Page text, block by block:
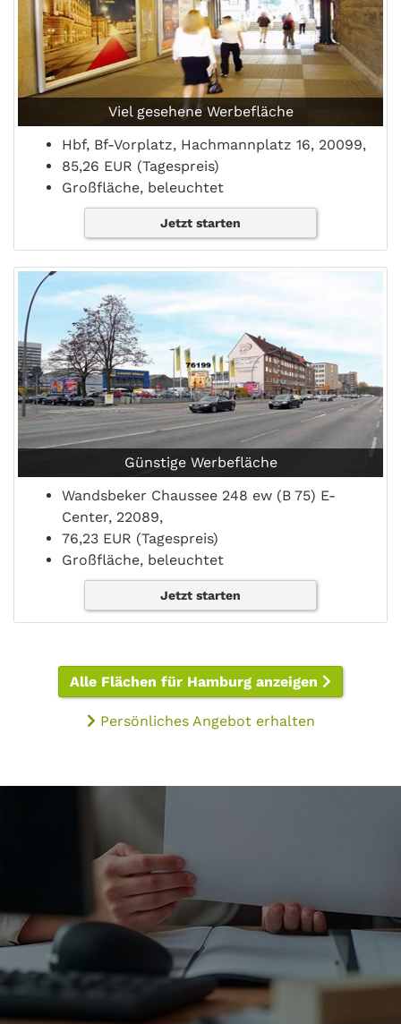
Viel gesehene Werbefläche
Hbf, Bf-Vorplatz, Hachmannplatz 16, 20099,
85,26 EUR (Tagespreis)
Großfläche, beleuchtet
Jetzt starten
Günstige Werbefläche
Wandsbeker Chaussee 248 ew (B 75) E-
Center, 22089,
76,23 EUR (Tagespreis)
Großfläche, beleuchtet
Jetzt starten
Alle Flächen für Hamburg anzeigen
Persönliches Angebot erhalten